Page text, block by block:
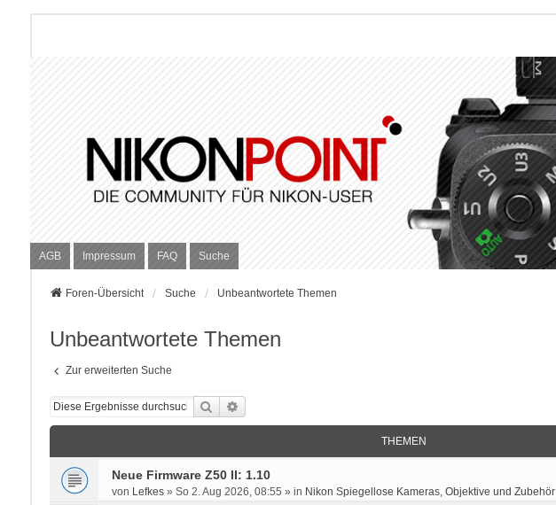
AGB Impressum FAQ Suche
Foren-Übersicht Suche Unbeantwortete Themen
Unbeantwortete Themen
Zur erweiterten Suche
Suche
THEMEN
Neue Firmware Z50 II: 1.10
von Lefkes» So 2. Aug 2026, 08:55 » in Nikon Spiegellose Kameras, Objektive und Zubehör